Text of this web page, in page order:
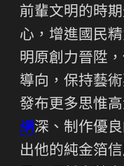
前輩文明的時
心，增進國民
明原創力晉陞
導向，保持藝
發布更多思惟
網深、制作優
出他的純金箔